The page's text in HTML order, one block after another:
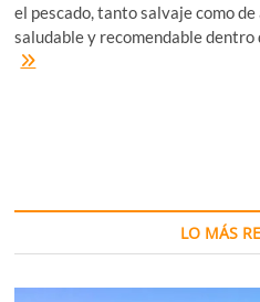
el pescado, tanto salvaje como
saludable y recomendable
Pescado
LO MÁS